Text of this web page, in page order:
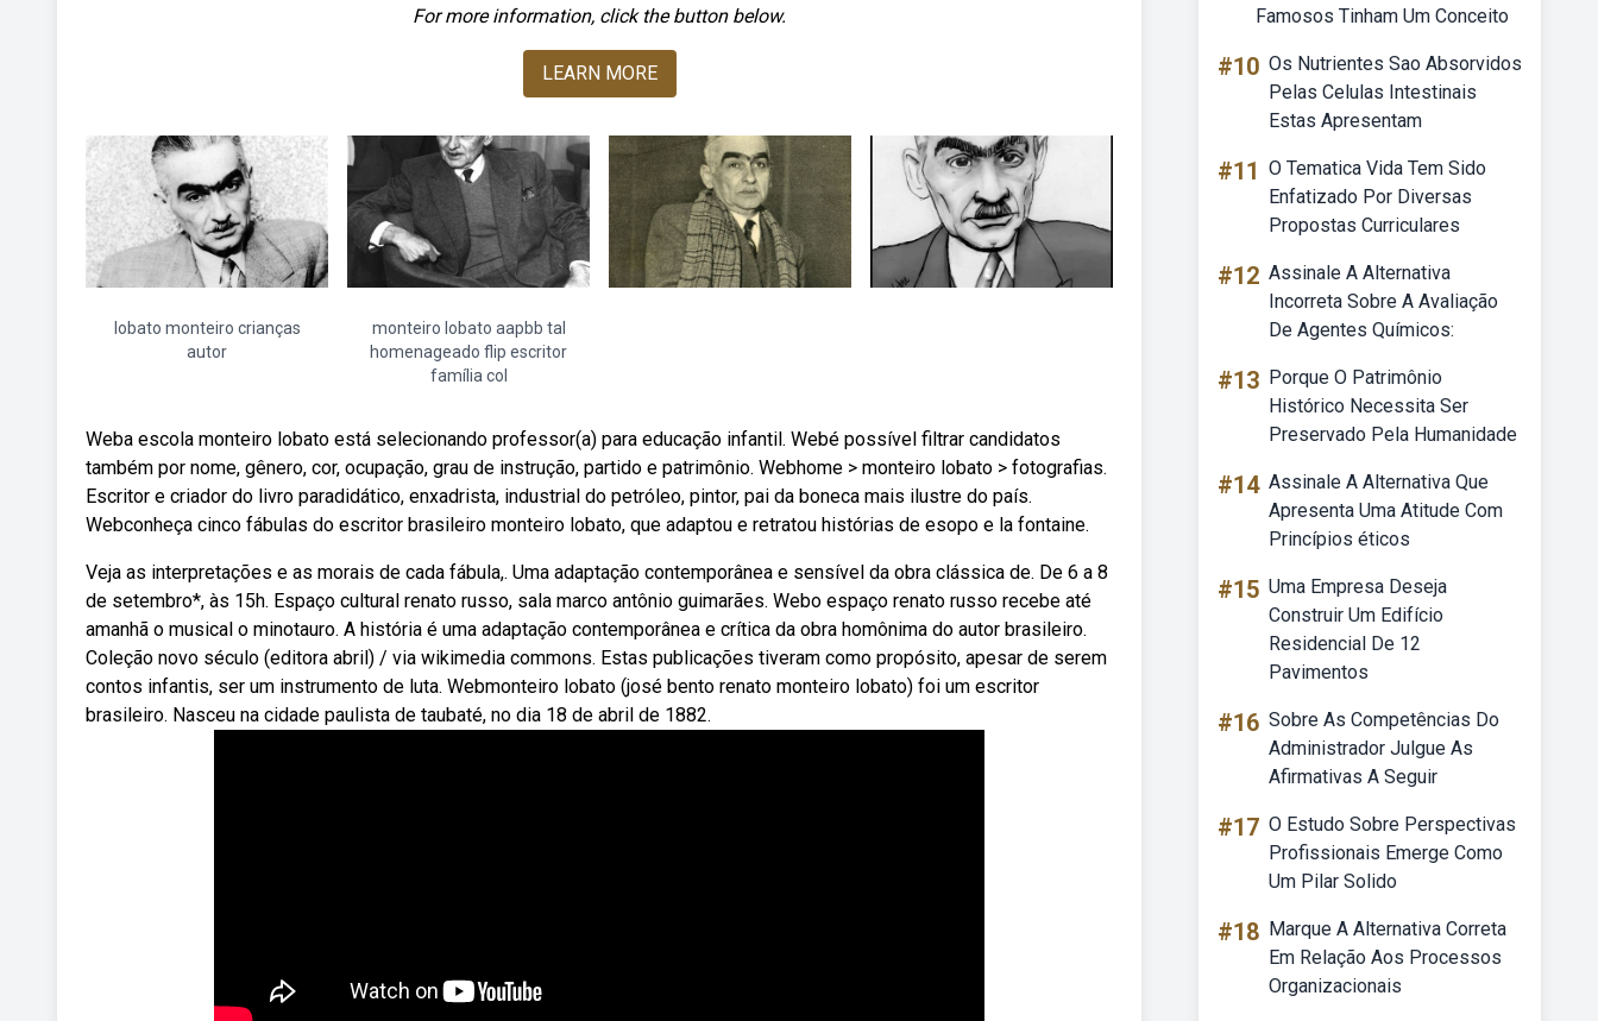
For more information, click the button below.
LEARN MORE
lobato monteiro crianças
autor
monteiro lobato aapbb tal
homenageado flip escritor
família col
Weba escola monteiro lobato está selecionando professor(a) para educação infantil. Webé possível filtrar candidatos
também por nome, gênero, cor, ocupação, grau de instrução, partido e patrimônio. Webhome > monteiro lobato > fotografias.
Escritor e criador do livro paradidático, enxadrista, industrial do petróleo, pintor, pai da boneca mais ilustre do país.
Webconheça cinco fábulas do escritor brasileiro monteiro lobato, que adaptou e retratou histórias de esopo e la fontaine.
Veja as interpretações e as morais de cada fábula,. Uma adaptação contemporânea e sensível da obra clássica de. De 6 a 8
de setembro*, às 15h. Espaço cultural renato russo, sala marco antônio guimarães. Webo espaço renato russo recebe até
amanhã o musical o minotauro. A história é uma adaptação contemporânea e crítica da obra homônima do autor brasileiro.
Coleção novo século (editora abril) / via wikimedia commons. Estas publicações tiveram como propósito, apesar de serem
contos infantis, ser um instrumento de luta. Webmonteiro lobato (josé bento renato monteiro lobato) foi um escritor
brasileiro. Nasceu na cidade paulista de taubaté, no dia 18 de abril de 1882.
Famosos Tinham Um Conceito
#10 Os Nutrientes Sao Absorvidos
Pelas Celulas Intestinais
Estas Apresentam
#11 O Tematica Vida Tem Sido
Enfatizado Por Diversas
Propostas Curriculares
#12 Assinale A Alternativa
Incorreta Sobre A Avaliação
De Agentes Químicos:
#13 Porque O Patrimônio
Histórico Necessita Ser
Preservado Pela Humanidade
#14 Assinale A Alternativa Que
Apresenta Uma Atitude Com
Princípios éticos
#15 Uma Empresa Deseja
Construir Um Edifício
Residencial De 12
Pavimentos
#16 Sobre As Competências Do
Administrador Julgue As
Afirmativas A Seguir
#17 O Estudo Sobre Perspectivas
Profissionais Emerge Como
Um Pilar Solido
#18 Marque A Alternativa Correta
Em Relação Aos Processos
Organizacionais